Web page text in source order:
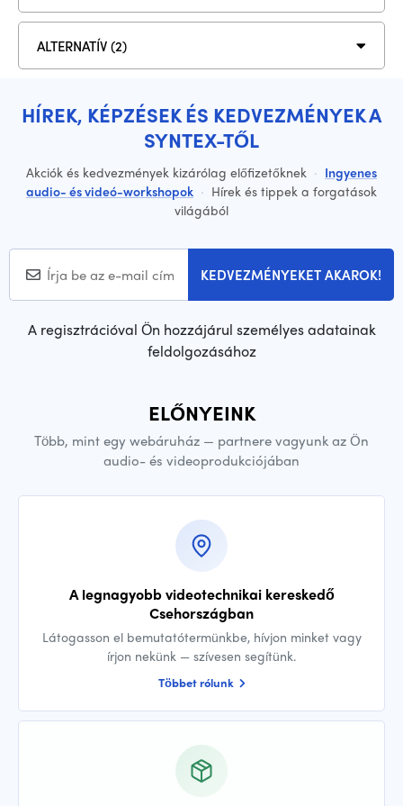
ALTERNATÍV (2)
HÍREK, KÉPZÉSEK ÉS KEDVEZMÉNYEK A
SYNTEX-TŐL
Akciók és kedvezmények kizárólag előfizetőknek · Ingyenes
audio- és videó-workshopok · Hírek és tippek a forgatások
világából
KEDVEZMÉNYEKET AKAROK!
A regisztrációval Ön hozzájárul személyes adatainak
feldolgozásához
ELŐNYEINK
Több, mint egy webáruház — partnere vagyunk az Ön
audio- és videoprodukciójában
A legnagyobb videotechnikai kereskedő
Csehországban
Látogasson el bemutatótermünkbe, hívjon minket vagy
írjon nekünk — szívesen segítünk.
Többet rólunk